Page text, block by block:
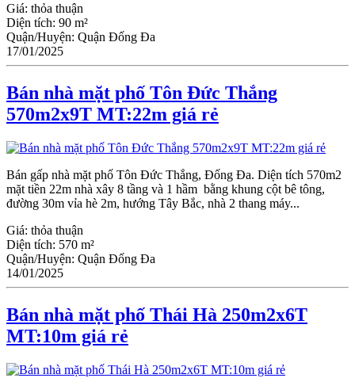
Giá: thỏa thuận
Diện tích: 90 m²
Quận/Huyện: Quận Đống Đa
17/01/2025
Bán nhà mặt phố Tôn Đức Thắng
570m2x9T MT:22m giá rẻ
Bán gấp nhà mặt phố Tôn Đức Thắng, Đống Đa. Diện tích 570m2
mặt tiền 22m nhà xây 8 tầng và 1 hầm bằng khung cột bê tông,
đường 30m vỉa hè 2m, hướng Tây Bắc, nhà 2 thang máy...
Giá: thỏa thuận
Diện tích: 570 m²
Quận/Huyện: Quận Đống Đa
14/01/2025
Bán nhà mặt phố Thái Hà 250m2x6T
MT:10m giá rẻ